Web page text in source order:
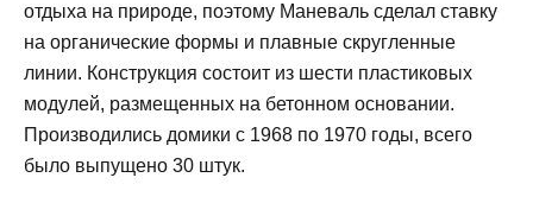
отдыха на природе, поэтому Маневаль сделал ставку
на органические формы и плавные скругленные
линии. Конструкция состоит из шести пластиковых
модулей, размещенных на бетонном основании.
Производились домики с 1968 по 1970 годы, всего
было выпущено 30 штук.